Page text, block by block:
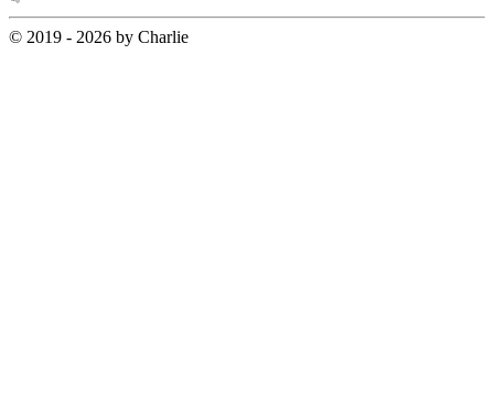
© 2019 - 2026 by Charlie